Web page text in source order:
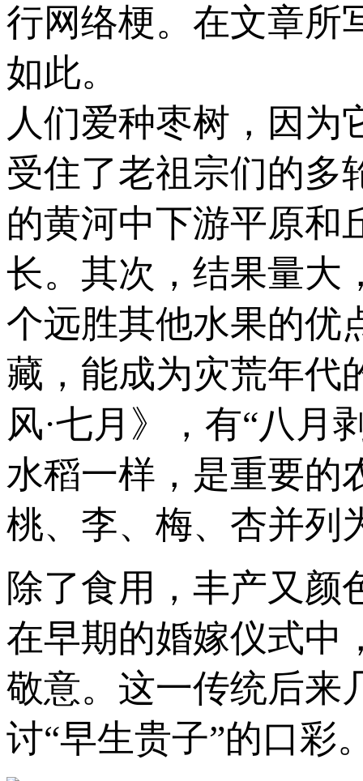
行网络梗。在文章所
如此。
人们爱种枣树，因为
受住了老祖宗们的多
的黄河中下游平原和
长。其次，结果量大
个远胜其他水果的优
藏，能成为灾荒年代
风·七月》，有“八月
水稻一样，是重要的
桃、李、梅、杏并列
除了食用，丰产又颜
在早期的婚嫁仪式中
敬意。这一传统后来
讨“早生贵子”的口彩